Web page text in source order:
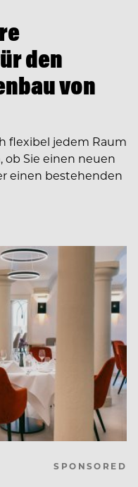
den
von
flexibel jedem Raum
ob Sie einen neuen
einen bestehenden
SPONSORED